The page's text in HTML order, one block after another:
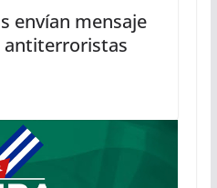
envían mensaje
antiterroristas